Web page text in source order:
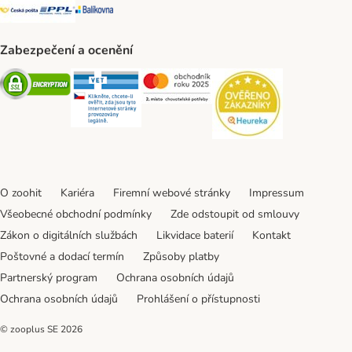
Česká pošta Shipping Method
PPL Shipping Method
Balíkovna Shipping Method
Zabezpečení a ocenění
Security Security Security
O zoohit Kariéra Firemní webové stránky
Impressum
Všeobecné obchodní podmínky
Zde odstoupit od smlouvy
Zákon o digitálních službách
Likvidace baterií
Kontakt
Poštovné a dodací termín
Způsoby platby
Partnerský program
Ochrana osobních údajů
Ochrana osobních údajů
Prohlášení o přístupnosti
© zooplus SE 2026